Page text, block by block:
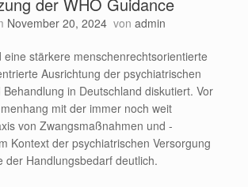
November 20, 2024 von admin
eine stärkere menschenrechtsorientierte
Ausrichtung der psychiatrischen
in Deutschland diskutiert. Vor
mit der immer noch weit
von Zwangsmaßnahmen und -
Kontext der psychiatrischen Versorgung
der Handlungsbedarf deutlich.